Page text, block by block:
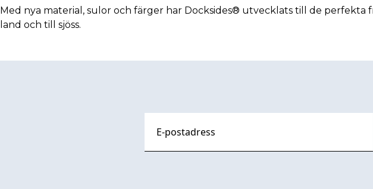
Med nya material, sulor och färger har Docksides® utvecklats till de perfekta
land och till sjöss.